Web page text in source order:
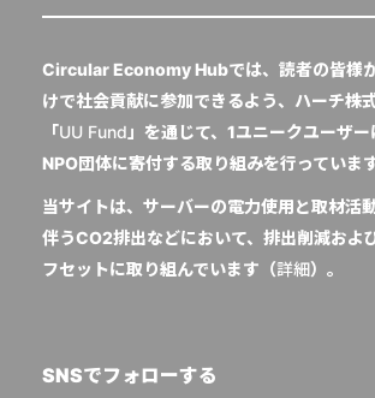
Circular Economy Hubでは、読者の皆様
けで社会貢献に参加できるよう、ハーチ株
「UU Fund 」を通じて、1ユニークユーザ
NPO団体に寄付する取り組みを行っています
当サイトは、サーバーの電力使用と取材活
伴うCO2排出などにおいて、排出削減およ
フセットに取り組んでいます（詳細）。
SNSでフォローする